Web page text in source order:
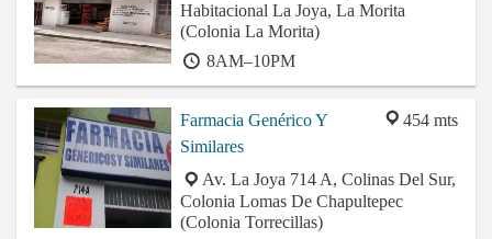
Habitacional La Joya, La Morita
(Colonia La Morita)
8AM–10PM
454 mts
Farmacia Genérico Y
Similares
Av. La Joya 714 A, Colinas Del Sur,
Colonia Lomas De Chapultepec
(Colonia Torrecillas)